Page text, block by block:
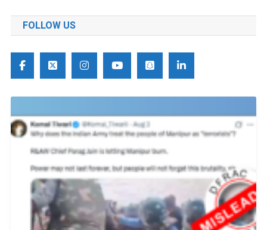
FOLLOW US